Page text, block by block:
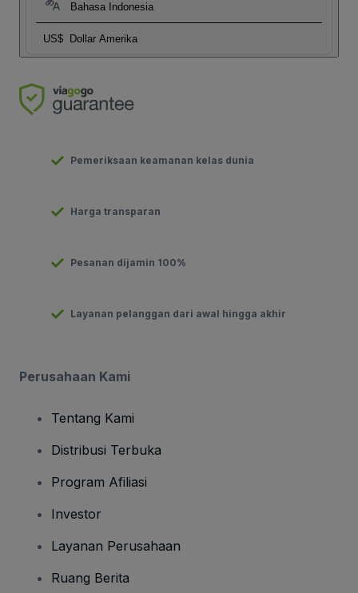
Bahasa Indonesia
US$ Dollar Amerika
Pemeriksaan keamanan kelas dunia
Harga transparan
Pesanan dijamin 100%
Layanan pelanggan dari awal hingga akhir
Perusahaan Kami
Tentang Kami
Distribusi Terbuka
Program Afiliasi
Investor
Layanan Perusahaan
Ruang Berita